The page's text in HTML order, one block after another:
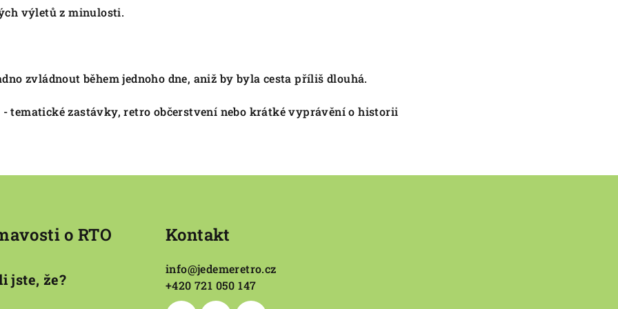
výletů z minulosti.
zvládnout během jednoho dne, aniž by byla cesta příliš dlouhá.
tematické zastávky, retro občerstvení nebo krátké vyprávění o historii
o RTO
jste, že?
Kontakt
info@jedemeretro.cz
+420 721 050 147